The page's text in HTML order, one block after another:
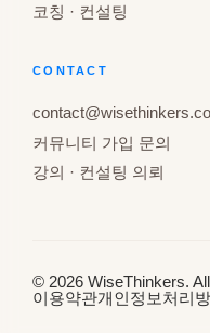
코칭 · 컨설팅
CONTACT
커뮤니티 가입 문의
강의 · 컨설팅 의뢰
© 2026 WiseThinkers.
이용약관개인정보처리